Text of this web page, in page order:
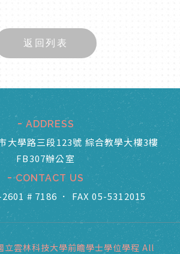
返回列表
ADDRESS
大學路三段123號 綜合教學大樓3樓
FB307辦公室
CONTACT US
# 7186 ． FAX 05-5312015
雲林科技大學前瞻學士學位學程 All